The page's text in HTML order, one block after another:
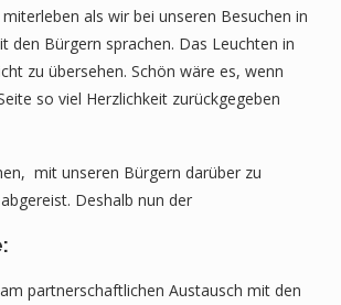
als wir bei unseren Besuchen in
den Bürgern sprachen. Das Leuchten in
zu übersehen. Schön wäre es, wenn
so viel Herzlichkeit zurückgegeben
mit unseren Bürgern darüber zu
Deshalb nun der
partnerschaftlichen Austausch mit den